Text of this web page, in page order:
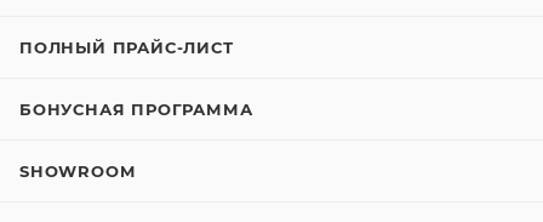
ПОЛНЫЙ ПРАЙС-ЛИСТ
БОНУСНАЯ ПРОГРАММА
SHOWROOM